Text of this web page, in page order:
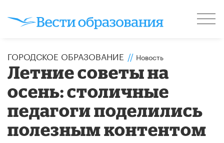
ГОРОДСКОЕ ОБРАЗОВАНИЕ // Новость
Летние советы на
осень: столичные
педагоги поделились
полезным контентом